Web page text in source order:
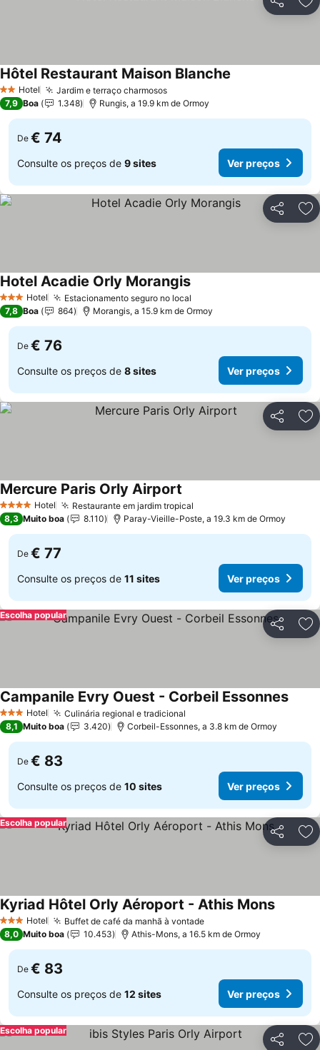
Partilhar
2 Estrelas
Hotel Jardim e terraço charmososVer preços
Hôtel Restaurant Maison Blanche
7,9 Boa 1.348 Rungis, a 19.9 km de Ormoy
De € 74
Consulte os preços de 9 sites Ver preços
Partilhar
3 EstrelasHotel Estacionamento seguro no local
Hotel Acadie Orly MorangisVer preços
7,8 Boa 864 Morangis, a 15.9 km de Ormoy
De € 76
Consulte os preços de 8 sites Ver preços
Partilhar
4 EstrelasHotel Restaurante em jardim tropical
Mercure Paris Orly Airport
8,3 Muito boa 8.110 Paray-Vieille-Poste, a 19.3 km de Ormoy
De € 77
Consulte os preços de 11 sites Ver preços
Partilhar
Escolha popular
3 EstrelasHotel Culinária regional e tradicional
Campanile Evry Ouest - Corbeil EssonnesVer
8,1 Muito boa 3.420 Corbeil-Essonnes, a 3.8 km de Ormoy
De € 83
Consulte os preços de 10 sites Ver preços
Partilhar
Escolha popular
3 EstrelasHotel Buffet de café da manhã à vontadeVer preços
Kyriad Hôtel Orly Aéroport - Athis MonsVer
8,0 Muito boa 10.453 Athis-Mons, a 16.5 km de Ormoy
De € 83
Consulte os preços de 12 sites Ver preços
Partilhar
Escolha popular